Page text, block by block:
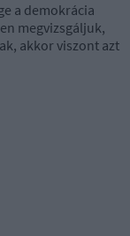
a demokrácia
megvizsgáljuk,
akkor viszont azt